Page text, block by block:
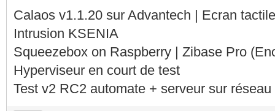
Calaos v1.1.20 sur Advantech | Ecran
Intrusion KSENIA
Squeezebox on Raspberry | Zibase Pro
Hyperviseur en court de test
Test v2 RC2 automate + serveur sur